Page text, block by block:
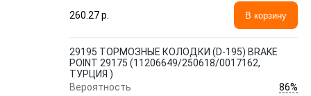
260.27 p.
В корзину
29195 ТОРМОЗНЫЕ КОЛОДКИ (D-195) BRAKE
POINT 29175 (11206649/250618/0017162,
ТУРЦИЯ )
Вероятность
86%